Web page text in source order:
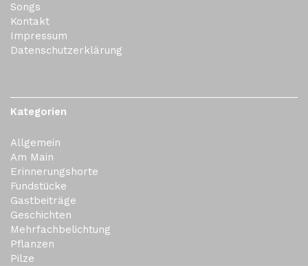
Songs
Kontakt
Impressum
Datenschutzerklärung
Kategorien
Allgemein
Am Main
Erinnerungshorte
Fundstücke
Gastbeiträge
Geschichten
Mehrfachbelichtung
Pflanzen
Pilze